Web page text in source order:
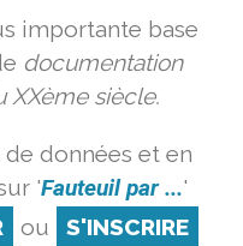
importante base
documentation
XXème siècle.
données et en
'Fauteuil par ...'
ou S'INSCRIRE